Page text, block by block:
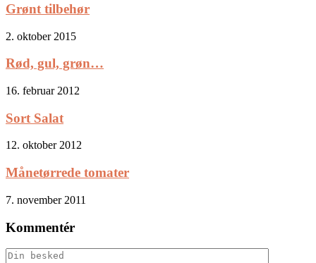
Grønt tilbehør
2. oktober 2015
Rød, gul, grøn…
16. februar 2012
Sort Salat
12. oktober 2012
Månetørrede tomater
7. november 2011
Kommentér